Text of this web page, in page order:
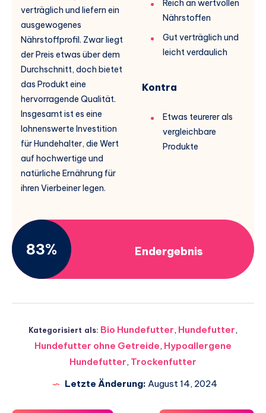
verträglich und liefern ein
ausgewogenes
Nährstoffprofil. Zwar liegt
der Preis etwas über dem
Durchschnitt, doch bietet
das Produkt eine
hervorragende Qualität.
Insgesamt ist es eine
lohnenswerte Investition
für Hundehalter, die Wert
auf hochwertige und
natürliche Ernährung für
ihren Vierbeiner legen.
Reich an wertvollen
Nährstoffen
Gut verträglich und
leicht verdaulich
Kontra
Etwas teurerer als
vergleichbare
Produkte
83% Endergebnis
Kategorisiert als: Bio Hundefutter, Hundefutter,
Hundefutter ohne Getreide, Hypoallergene
Hundefutter, Trockenfutter
Letzte Änderung: August 14, 2024